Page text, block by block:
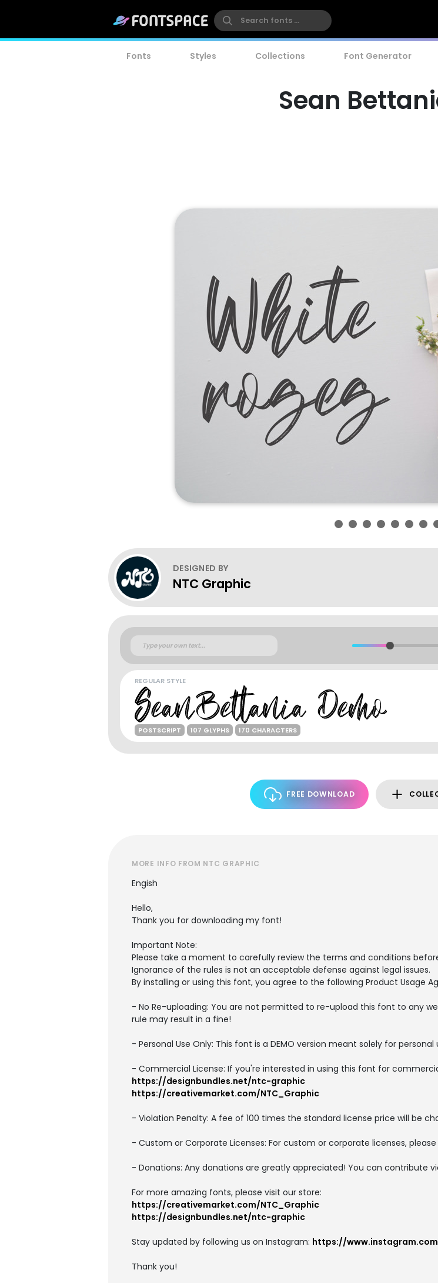
Fonts Styles Collections Font Generator
Sean
DESIGNED BY
NTC Graphic
REGULAR STYLE
POSTSCRIPT 107 GLYPHS 170 CHARACTERS
FREE DOWNLOAD
MORE INFO FROM NTC GRAPHIC
Engish
Hello,
Thank you for downloading my font!
Important Note:
Please take a moment to carefully review the terms and conditions
Ignorance of the rules is not an acceptable defense against legal issues.
By installing or using this font, you agree to the following Product Usage
- No Re-uploading: You are not permitted to re-upload this font to any
rule may result in a fine!
- Personal Use Only: This font is a DEMO version meant solely for
- Commercial License: If you're interested in using this font for
https://designbundles.net/ntc-graphic
https://creativemarket.com/NTC_Graphic
- Violation Penalty: A fee of 100 times the standard license price will be
- Custom or Corporate Licenses: For custom or corporate licenses,
- Donations: Any donations are greatly appreciated! You can contribute
For more amazing fonts, please visit our store:
https://creativemarket.com/NTC_Graphic
https://designbundles.net/ntc-graphic
Stay updated by following us on Instagram: https://
Thank you!